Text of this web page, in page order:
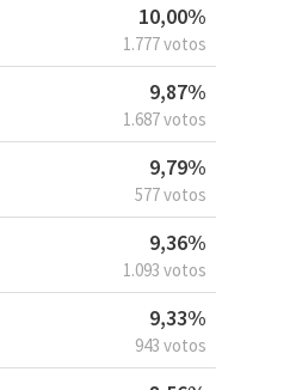
10,00%
1.777 votos
9,87%
1.687 votos
9,79%
577 votos
9,36%
1.093 votos
9,33%
943 votos